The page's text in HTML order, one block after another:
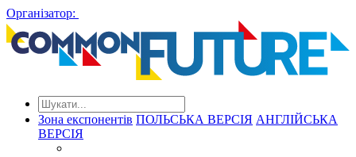
Організатор:
Зона експонентів ПОЛЬСЬКА ВЕРСІЯ АНГЛІЙСЬКА
ВЕРСІЯ